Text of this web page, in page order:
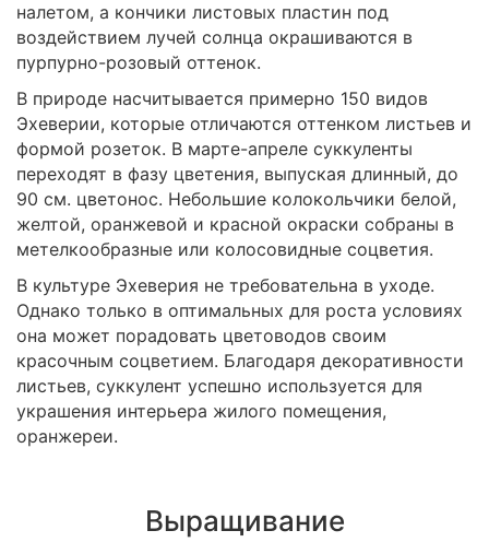
налетом, а кончики листовых пластин под
воздействием лучей солнца окрашиваются в
пурпурно-розовый оттенок.
В природе насчитывается примерно 150 видов
Эхеверии, которые отличаются оттенком листьев и
формой розеток. В марте-апреле суккуленты
переходят в фазу цветения, выпуская длинный, до
90 см. цветонос. Небольшие колокольчики белой,
желтой, оранжевой и красной окраски собраны в
метелкообразные или колосовидные соцветия.
В культуре Эхеверия не требовательна в уходе.
Однако только в оптимальных для роста условиях
она может порадовать цветоводов своим
красочным соцветием. Благодаря декоративности
листьев, суккулент успешно используется для
украшения интерьера жилого помещения,
оранжереи.
Выращивание